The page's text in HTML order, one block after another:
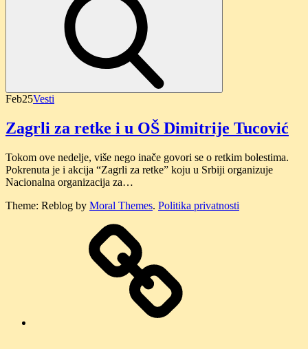
Feb25Vesti
Zagrli za retke i u OŠ Dimitrije Tucović
Tokom ove nedelje, više nego inače govori se o retkim bolestima.
Pokrenuta je i akcija “Zagrli za retke” koju u Srbiji organizuje
Nacionalna organizacija za…
Theme: Reblog by Moral Themes. Politika privatnosti